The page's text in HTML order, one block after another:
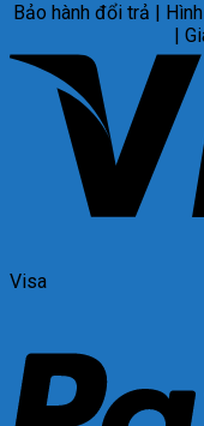
Bảo hành đổi trả |
|
Visa